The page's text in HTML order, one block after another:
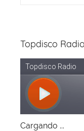
Topdisco
Cargando ...